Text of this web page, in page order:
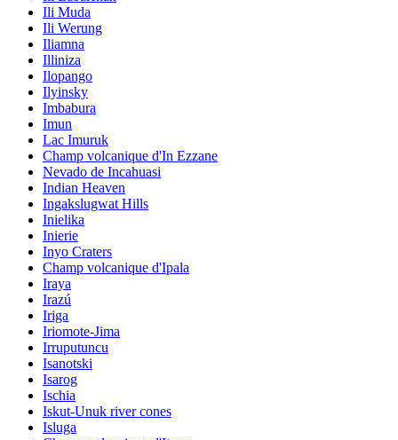
Ili Muda
Ili Werung
Iliamna
Illiniza
Ilopango
Ilyinsky
Imbabura
Imun
Lac Imuruk
Champ volcanique d'In Ezzane
Nevado de Incahuasi
Indian Heaven
Ingakslugwat Hills
Inielika
Inierie
Inyo Craters
Champ volcanique d'Ipala
Iraya
Irazú
Iriga
Iriomote-Jima
Irruputuncu
Isanotski
Isarog
Ischia
Iskut-Unuk river cones
Isluga